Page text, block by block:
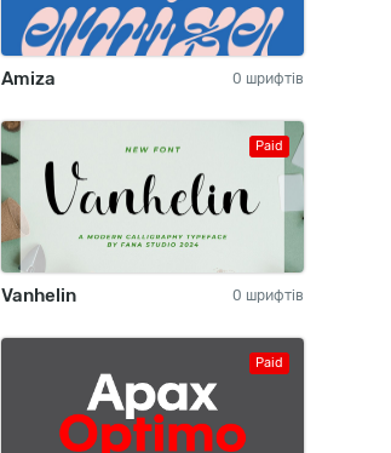
Amiza 0 шрифтів
Paid
Vanhelin 0 шрифтів
Paid